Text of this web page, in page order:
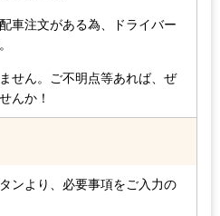
車注文がある為、ドライバー
せん。ご不明点等あれば、ぜ
んか！
ンより、必要事項をご入力の